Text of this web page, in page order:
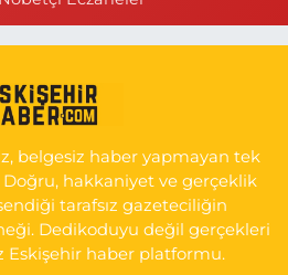
ÖZAYDIN CD.8 B ESKİ DEVLET
Tarifi Al
belgesiz haber yapmayan tek
Doğru, hakkaniyet ve gerçeklik
tarafsız gazeteciliğin
Dedikoduyu değil gerçekleri
Eskişehir haber platformu.